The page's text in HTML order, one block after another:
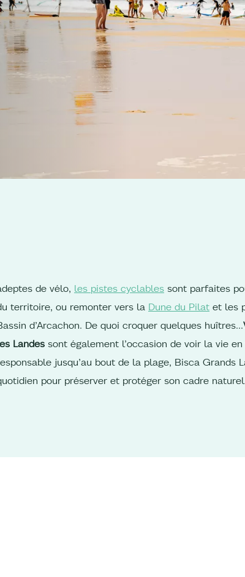
de vélo, les pistes cyclables sont parfaites
territoire, ou remonter vers la Dune du Pilat et les
d’Arcachon. De quoi croquer quelques huîtres…
Landes sont également l’occasion de voir la vie
jusqu’au bout de la plage, Bisca Grands
pour préserver et protéger son cadre